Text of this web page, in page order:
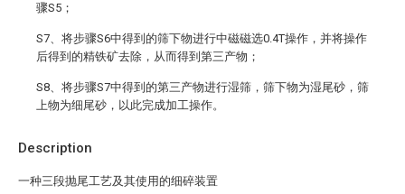
Description
一种三段抛尾工艺及其使用的细碎装置
骤S5；
S7、将步骤S6中得到的筛下物进行中磁磁选0.4T操作，并将操作
后得到的精铁矿去除，从而得到第三产物；
S8、将步骤S7中得到的第三产物进行湿筛，筛下物为湿尾砂，筛
上物为细尾砂，以此完成加工操作。